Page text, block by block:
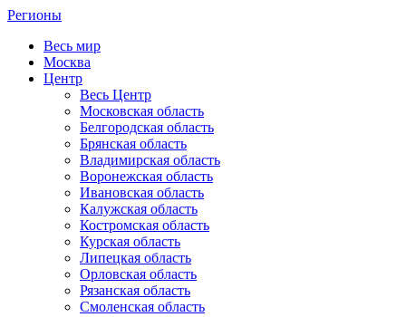
Регионы
Весь мир
Москва
Центр
Весь Центр
Московская область
Белгородская область
Брянская область
Владимирская область
Воронежская область
Ивановская область
Калужская область
Костромская область
Курская область
Липецкая область
Орловская область
Рязанская область
Смоленская область